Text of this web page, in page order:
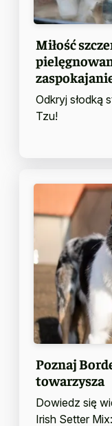
Miłość
Odkryj słodką
Tzu!
Poznaj
towarzysza
Dowiedz się
Irish Setter